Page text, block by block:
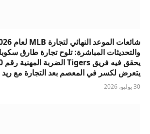
والتحديثات المباشرة: تلوح تجارة طارق
يتعرض لكسر في المعصم بعد التجارة مع
30 يوليو، 2026